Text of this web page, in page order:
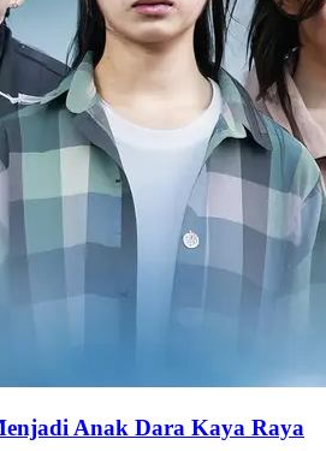
Anak Dara Kaya Raya